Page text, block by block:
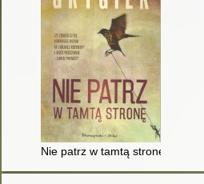
Nie patrz w tamtą stronę